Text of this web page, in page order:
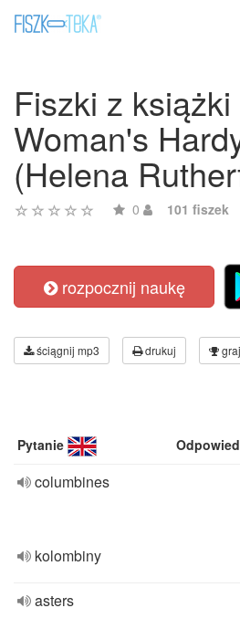
Fiszki z
Woman's
(Helena
0 101 fiszek
rozpocznij naukę
ściągnij mp3 drukuj graj
Pytanie
columbines
kolombiny
asters